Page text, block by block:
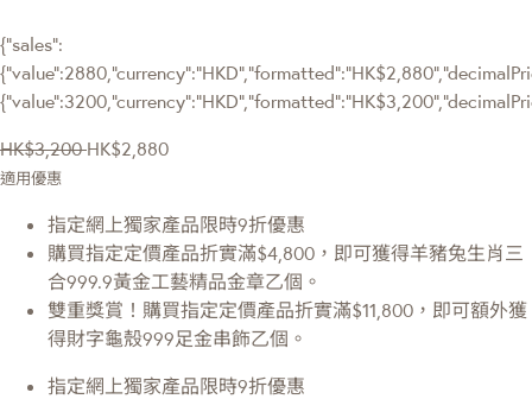
{"sales":
HK$3,200 HK$2,880
適用優惠
指定網上獨家產品限時9折優惠
購買指定定價產品折實滿$4,800，即可獲得羊豬兔生肖三
合999.9黃金工藝精品金章乙個。
雙重獎賞！購買指定定價產品折實滿$11,800，即可額外獲
得財字龜殼999足金串飾乙個。
指定網上獨家產品限時9折優惠